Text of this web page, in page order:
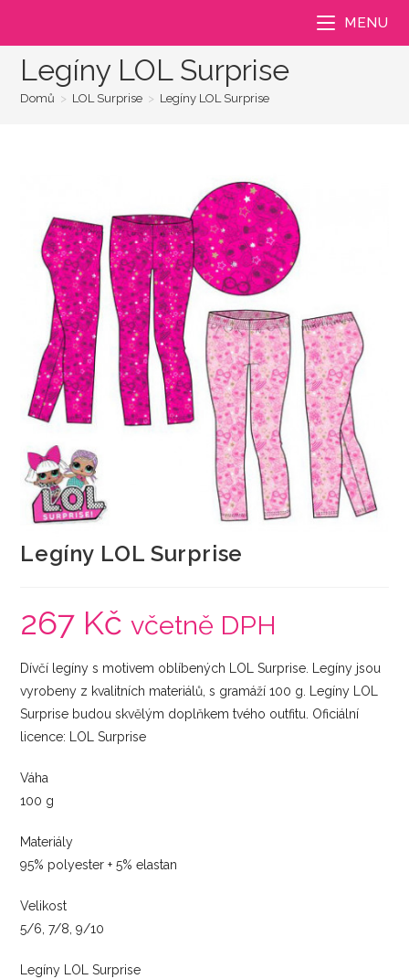
MENU
Legíny LOL Surprise
Domů > LOL Surprise > Legíny LOL Surprise
Legíny LOL Surprise
267 Kč včetně DPH
Dívčí legíny s motivem oblíbených LOL Surprise. Legíny jsou
vyrobeny z kvalitních materiálů, s gramáží 100 g. Legíny LOL
Surprise budou skvělým doplňkem tvého outfitu. Oficiální
licence: LOL Surprise
Váha
100 g
Materiály
95% polyester + 5% elastan
Velikost
5/6, 7/8, 9/10
Legíny LOL Surprise